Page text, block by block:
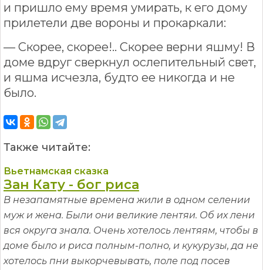
и пришло ему время умирать, к его дому
прилетели две вороны и прокаркали:
— Скорее, скорее!.. Скорее верни яшму! В
доме вдруг сверкнул ослепительный свет,
и яшма исчезла, будто ее никогда и не
было.
Также читайте:
Вьетнамская сказка
Зан Кату - бог риса
В незапамятные времена жили в одном селении
муж и жена. Были они великие лентяи. Об их лени
вся округа знала. Очень хотелось лентяям, чтобы в
доме было и риса полным-полно, и кукурузы, да не
хотелось пни выкорчевывать, поле под посев